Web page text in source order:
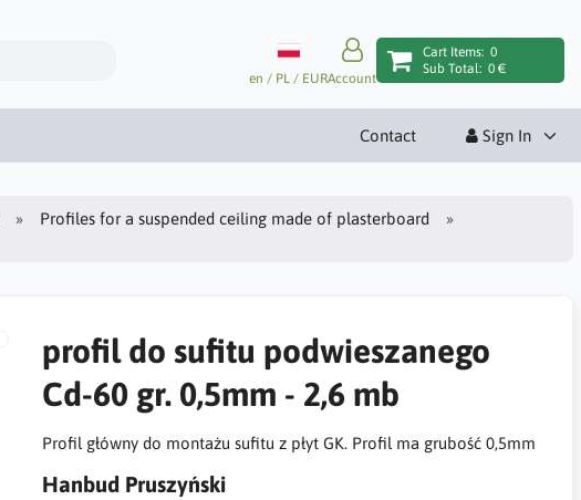
en / PL / EURAccount
Cart Items: 0
Sub Total: 0 €
Contact Sign In
Profiles for a suspended ceiling made of plasterboard
profil do sufitu podwieszanego
Cd-60 gr. 0,5mm - 2,6 mb
Profil główny do montażu sufitu z płyt GK. Profil ma grubość 0,5mm
Hanbud Pruszyński